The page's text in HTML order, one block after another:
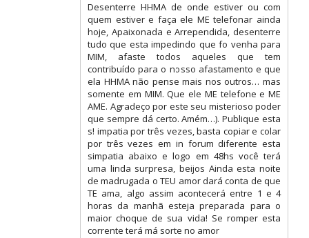
Desenterre HHMA de onde estiver ou com
quem estiver e faça ele ME telefonar ainda
hoje, Apaixonada e Arrependida, desenterre
tudo que esta impedindo que fo venha para
MIM, afaste todos aqueles que tem
contribuído para o nosso afastamento e que
ela HHMA não pense mais nos outros… mas
somente em MIM. Que ele ME telefone e ME
AME. Agradeço por este seu misterioso poder
que sempre dá certo. Amém…). Publique esta
s! impatia por três vezes, basta copiar e colar
por três vezes em in forum diferente esta
simpatia abaixo e logo em 48hs você terá
uma linda surpresa, beijos Ainda esta noite
de madrugada o TEU amor dará conta de que
TE ama, algo assim acontecerá entre 1 e 4
horas da manhã esteja preparada para o
maior choque de sua vida! Se romper esta
corrente terá má sorte no amor